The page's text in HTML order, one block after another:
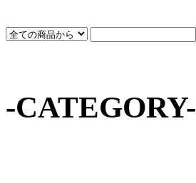
-CATEGORY-